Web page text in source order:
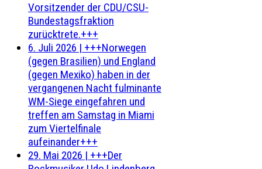
Vorsitzender der CDU/CSU-
Bundestagsfraktion
zurücktrete.+++
6. Juli 2026 | +++Norwegen
(gegen Brasilien) und England
(gegen Mexiko) haben in der
vergangenen Nacht fulminante
WM-Siege eingefahren und
treffen am Samstag in Miami
zum Viertelfinale
aufeinander+++
29. Mai 2026 | +++Der